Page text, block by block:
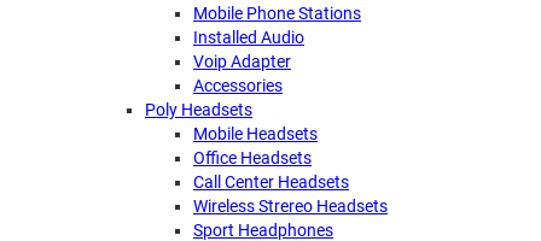
Mobile Phone Stations
Installed Audio
Voip Adapter
Accessories
Poly Headsets
Mobile Headsets
Office Headsets
Call Center Headsets
Wireless Strereo Headsets
Sport Headphones